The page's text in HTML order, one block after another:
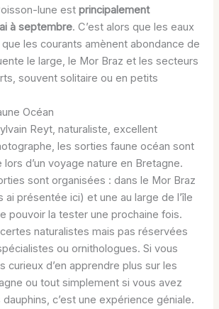
lune estprincipalement
à septembre. C’est alors que les eaux
les courants amènent abondance de
le large, le Mor Braz et les secteurs
souvent solitaire ou en petits
Océan
Reyt, naturaliste, excellent
les sorties faune océan sont
lors d’un voyage nature en Bretagne.
sont organisées : dans le Mor Braz
ai présentée ici) et une au large de l’île
pouvoir la tester une prochaine fois.
naturalistes mais pas réservées
ou ornithologues. Si vous
curieux d’en apprendre plus sur les
ou tout simplement si vous avez
c’est une expérience géniale.